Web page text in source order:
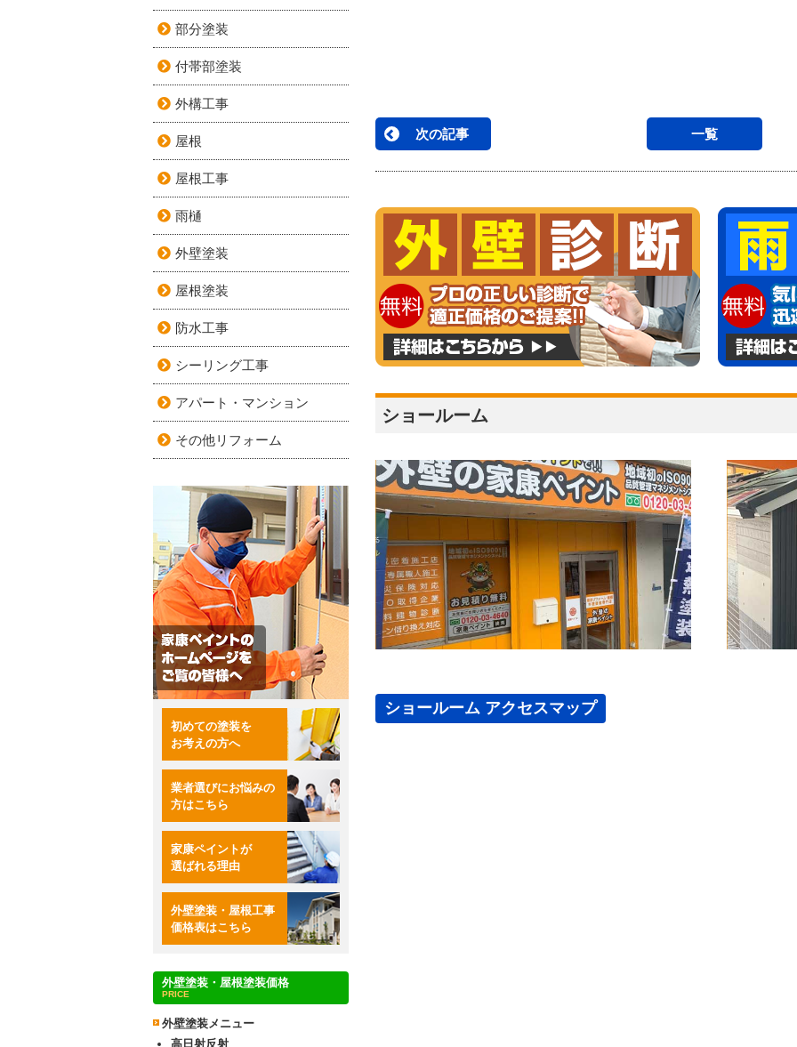
次の記事 一覧
ショールーム
ショールーム アクセスマップ
部分塗装
付帯部塗装
外構工事
屋根
屋根工事
雨樋
外壁塗装
屋根塗装
防水工事
シーリング工事
アパート・マンション
その他リフォーム
初めての塗装を
お考えの方へ
業者選びにお悩みの
方はこちら
家康ペイントが
選ばれる理由
外壁塗装・屋根工事
価格表はこちら
外壁塗装・屋根塗装価格
PRICE
外壁塗装メニュー
高日射反射